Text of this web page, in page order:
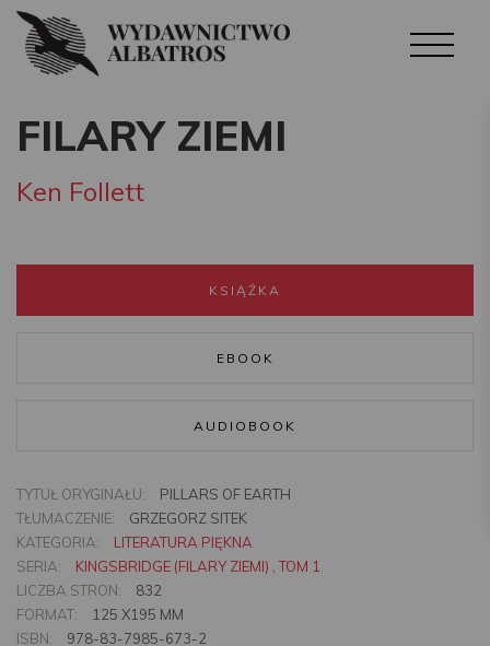
FILARY ZIEMI
Ken Follett
KSIĄŻKA
EBOOK
AUDIOBOOK
TYTUŁ ORYGINAŁU:
PILLARS OF EARTH
TŁUMACZENIE:
GRZEGORZ SITEK
KATEGORIA:
LITERATURA PIĘKNA
SERIA:
KINGSBRIDGE (FILARY ZIEMI) , TOM 1
LICZBA STRON:
832
FORMAT:
125 X195 MM
ISBN:
978-83-7985-673-2